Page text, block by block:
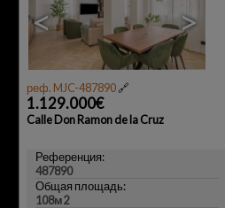
< >
реф. MJC-487890🔗
1.129.000€
Calle Don Ramon de la Cruz
Референция:
487890
Общая площадь:
108м2